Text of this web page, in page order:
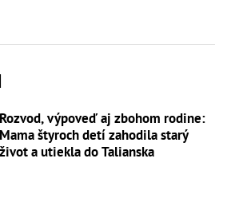
Rozvod, výpoveď aj zbohom rodine:
Mama štyroch detí zahodila starý
život a utiekla do Talianska